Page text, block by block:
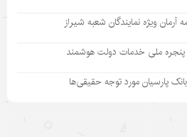
آرمان ویژه نمایندگان شعبه شیراز
پنجره ملی خدمات دولت هوشمند
پارسیان مورد توجه حقیقی‌ها